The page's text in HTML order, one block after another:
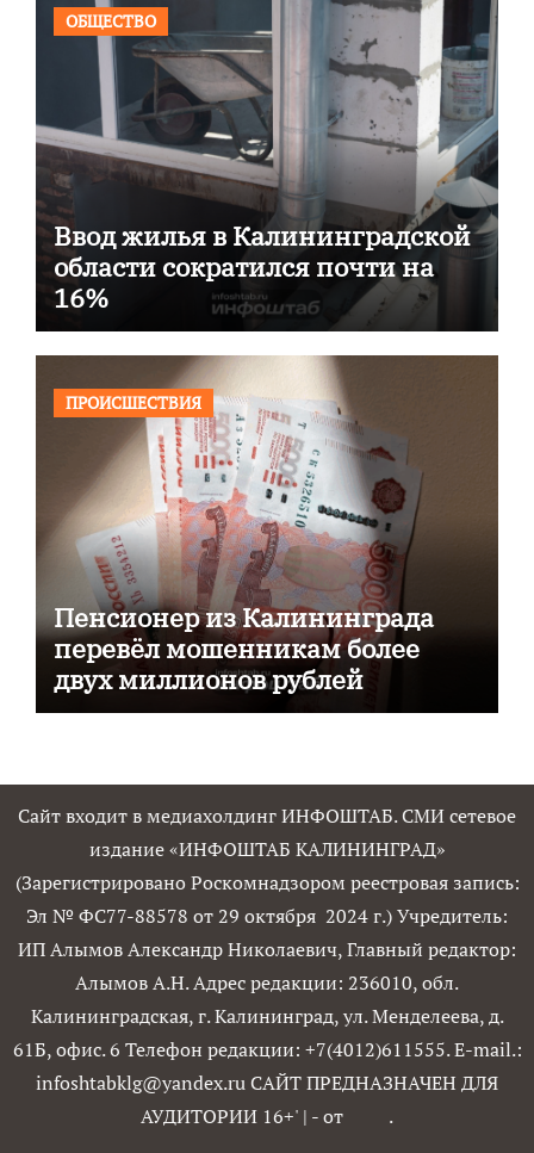
ОБЩЕСТВО
Ввод жилья в Калининградской
области сократился почти на
16%
ПРОИСШЕСТВИЯ
Пенсионер из Калининграда
перевёл мошенникам более
двух миллионов рублей
Сайт входит в медиахолдинг ИНФОШТАБ. СМИ сетевое
издание «ИНФОШТАБ КАЛИНИНГРАД»
(Зарегистрировано Роскомнадзором реестровая запись:
Эл № ФС77-88578 от 29 октября 2024 г.) Учредитель:
ИП Алымов Александр Николаевич, Главный редактор:
Алымов А.Н. Адрес редакции: 236010, обл.
Калининградская, г. Калининград, ул. Менделеева, д.
61Б, офис. 6 Телефон редакции: +7(4012)611555. E-mail.:
infoshtabklg@yandex.ru САЙТ ПРЕДНАЗНАЧЕН ДЛЯ
АУДИТОРИИ 16+' | - от .